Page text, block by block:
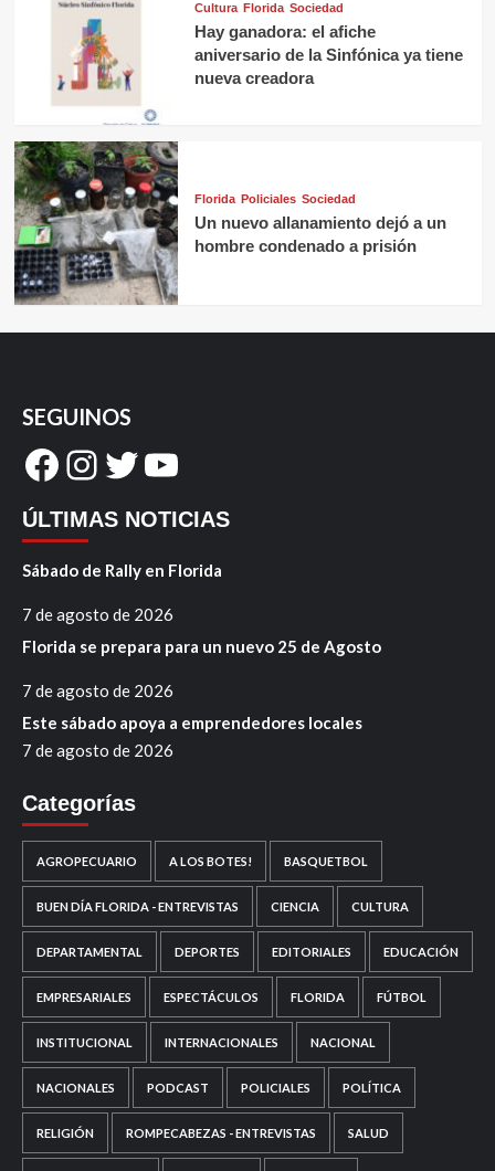
Cultura Florida Sociedad
Hay ganadora: el afiche
aniversario de la Sinfónica ya tiene
nueva creadora
Florida Policiales Sociedad
Un nuevo allanamiento dejó a un
hombre condenado a prisión
SEGUINOS
Facebook
Instagram
Twitter
YouTube
ÚLTIMAS NOTICIAS
Sábado de Rally en Florida
7 de agosto de 2026
Florida se prepara para un nuevo 25 de Agosto
7 de agosto de 2026
Este sábado apoya a emprendedores locales
7 de agosto de 2026
Categorías
AGROPECUARIO A LOS BOTES! BASQUETBOL
BUEN DÍA FLORIDA - ENTREVISTAS CIENCIA CULTURA
DEPARTAMENTAL DEPORTES EDITORIALES EDUCACIÓN
EMPRESARIALES ESPECTÁCULOS FLORIDA FÚTBOL
INSTITUCIONAL INTERNACIONALES NACIONAL
NACIONALES PODCAST POLICIALES POLÍTICA
RELIGIÓN ROMPECABEZAS - ENTREVISTAS SALUD